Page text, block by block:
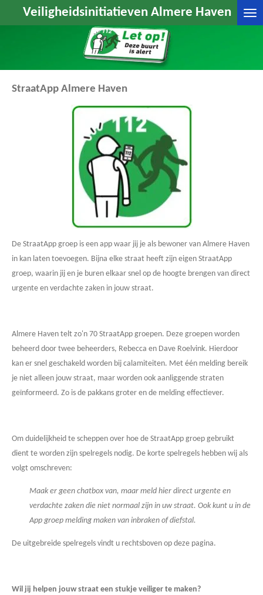
direct
hoofdinhoud
Veiligheidsinitiatieven Almere Haven
StraatApp Almere Haven
De StraatApp groep is een app waar jij je als bewoner van Almere Haven
in kan laten toevoegen. Bijna elke straat heeft zijn eigen StraatApp
groep, waarin jij en je buren elkaar snel op de hoogte brengen van direct
urgente en verdachte zaken in jouw straat.
Almere Haven telt zo'n 70 StraatApp groepen. Deze groepen worden
beheerd door twee beheerders, Rebecca en Dave Roelvink. Hierdoor
kan er snel geschakeld worden bij calamiteiten. Met één melding bereik
je niet alleen jouw straat, maar worden ook aanliggende straten
geïnformeerd. Zo is de pakkans groter en de melding effectiever.
Om duidelijkheid te scheppen over hoe de StraatApp groep gebruikt
dient te worden zijn spelregels nodig. De korte spelregels hebben wij als
volgt omschreven:
Maak er geen chatbox van, maar meld hier direct urgente en
verdachte zaken die niet normaal zijn in uw straat. Ook kunt u in de
App groep melding maken van inbraken of diefstal.
De uitgebreide spelregels vindt u rechtsboven op deze pagina.
Wil jij helpen jouw straat een stukje veiliger te maken?